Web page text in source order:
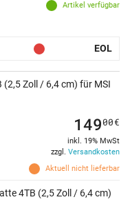
Artikel verfügbar
EOL
(2,5 Zoll / 6,4 cm) für MSI
Aktuell nicht lieferbar
14900€
inkl. 19% MwSt
zzgl. Versandkosten
4TB (2,5 Zoll / 6,4 cm)